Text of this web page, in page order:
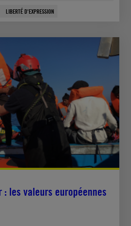
LIBERTÉ D'EXPRESSION
: les valeurs européennes